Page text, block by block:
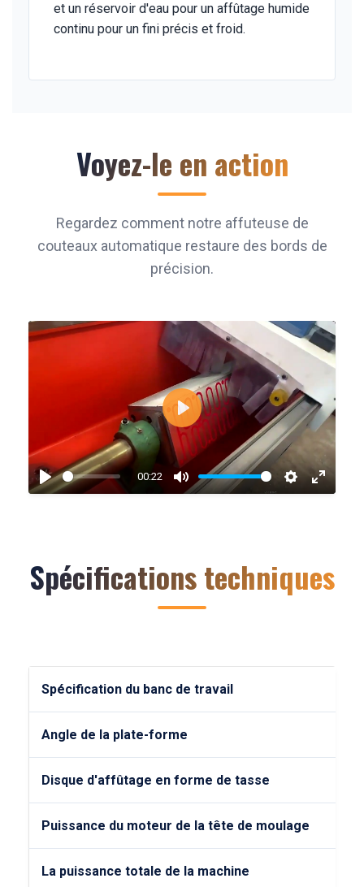
et un réservoir d'eau pour un affûtage humide
continu pour un fini précis et froid.
Voyez-le en action
Regardez comment notre affuteuse de
couteaux automatique restaure des bords de
précision.
JOUER
00:22
DÉSACTIVER
ÉCRAN
JOUER
Spécifications techniques
Spécification du banc de travail
Angle de la plate-forme
Disque d'affûtage en forme de tasse
Puissance du moteur de la tête de moulage
La puissance totale de la machine